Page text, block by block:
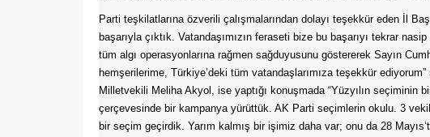
Parti teşkilatlarına özverili çalışmalarından dolayı teşekkür eden İl
başarıyla çıktık. Vatandaşımızın feraseti bize bu başarıyı tekrar
tüm algı operasyonlarına rağmen sağduyusunu göstererek Sayın
hemşerilerime, Türkiye’deki tüm vatandaşlarımıza teşekkür
Milletvekili Meliha Akyol, ise yaptığı konuşmada “Yüzyılın seçiminin
çerçevesinde bir kampanya yürüttük. AK Parti seçimlerin okulu. 3
bir seçim geçirdik. Yarım kalmış bir işimiz daha var; onu da 28